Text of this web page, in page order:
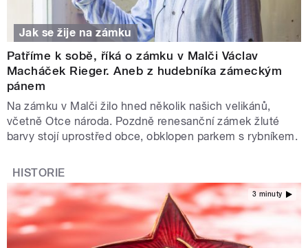
Jak se žije na zámku
Patříme k sobě, říká o zámku v Malči Václav
Macháček Rieger. Aneb z hudebníka zámeckým
pánem
Na zámku v Malči žilo hned několik našich velikánů,
včetně Otce národa. Pozdně renesanční zámek žluté
barvy stojí uprostřed obce, obklopen parkem s rybníkem.
HISTORIE
3 minuty